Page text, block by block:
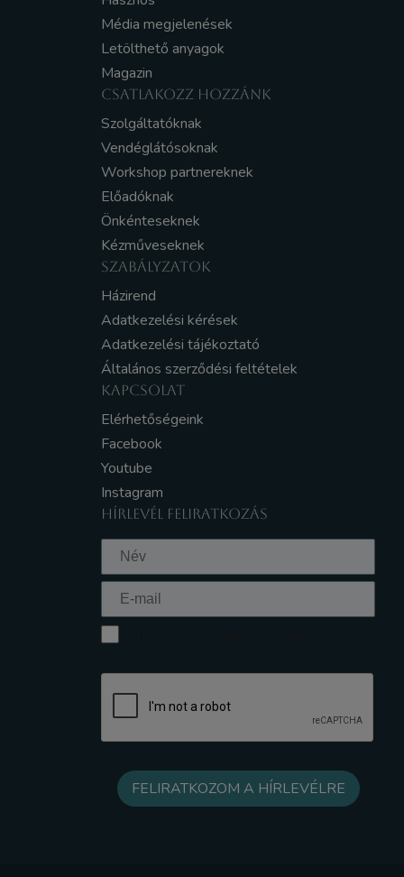
Média megjelenések
Letölthető anyagok
Magazin
CSATLAKOZZ HOZZÁNK
Szolgáltatóknak
Vendéglátósoknak
Workshop partnereknek
Előadóknak
Önkénteseknek
Kézműveseknek
SZABÁLYZATOK
Házirend
Adatkezelési kérések
Adatkezelési tájékoztató
Általános szerződési feltételek
KAPCSOLAT
Elérhetőségeink
Facebook
Youtube
Instagram
HÍRLEVÉL FELIRATKOZÁS